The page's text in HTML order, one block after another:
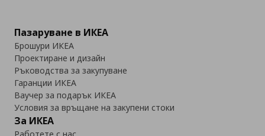
Пазаруване в ИКЕА
Брошури ИКЕА
Проектиране и дизайн
Ръководства за закупуване
Гаранции ИКЕА
Ваучер за подарък ИКЕА
Условия за връщане на закупени стоки
За ИКЕА